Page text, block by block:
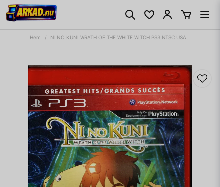
Hem NI NO KUNI WRATH OF THE WHITE WITCH PS3 NTSC USA